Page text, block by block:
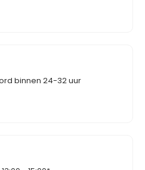
binnen 24-32 uur